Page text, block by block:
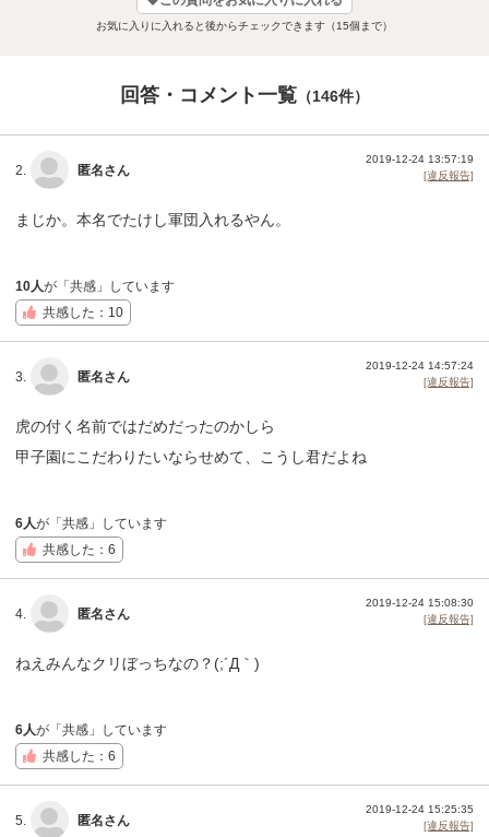
お気に入りに入れると後からチェックできます（15個まで）
回答・コメント一覧 （146件）
2. 匿名さん
2019-12-24 13:57:19
[違反報告]
まじか。本名でたけし軍団入れるやん。
10人が「共感」しています
共感した：10
3. 匿名さん
2019-12-24 14:57:24
[違反報告]
虎の付く名前ではだめだったのかしら
甲子園にこだわりたいならせめて、こうし君だよね
6人が「共感」しています
共感した：6
4. 匿名さん
2019-12-24 15:08:30
[違反報告]
ねえみんなクリぼっちなの？(;´Д｀)
6人が「共感」しています
共感した：6
5. 匿名さん
2019-12-24 15:25:35
[違反報告]